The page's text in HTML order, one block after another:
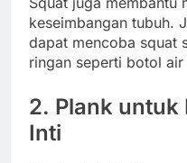
keseimbangan tubuh.
dapat mencoba squat
ringan seperti botol air
2. Plank untuk
Inti